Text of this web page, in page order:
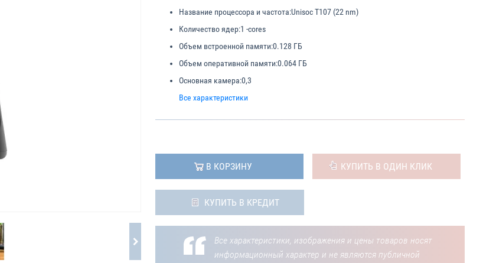
Название процессора и частота:Unisoc T107 (22 nm)
Количество ядер:1 -cores
Объем встроенной памяти:0.128 ГБ
Объем оперативной памяти:0.064 ГБ
Основная камера:0,3
Все характеристики
В КОРЗИНУ КУПИТЬ В ОДИН КЛИК
КУПИТЬ В КРЕДИТ
Все характеристики, изображения и цены товаров носят
информационный характер и не являются публичной